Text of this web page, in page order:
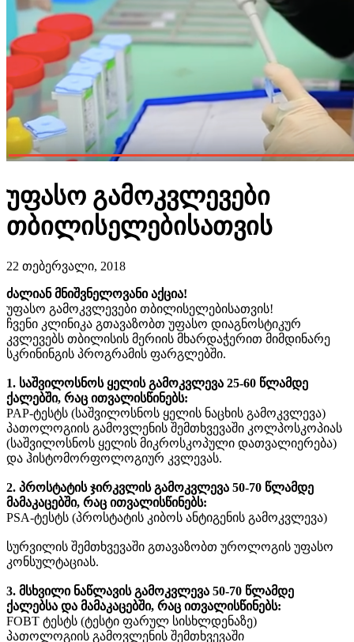
უფასო გამოკვლევები
თბილისელებისათვის
22 თებერვალი, 2018
ძალიან მნიშვნელოვანი აქცია!
უფასო გამოკვლევები თბილისელებისათვის!
ჩვენი კლინიკა გთავაზობთ უფასო დიაგნოსტიკურ
კვლევებს თბილისის მერიის მხარდაჭერით მიმდინარე
სკრინინგის პროგრამის ფარგლებში.
1. საშვილოსნოს ყელის გამოკვლევა 25-60 წლამდე
ქალებში, რაც ითვალისწინებს:
PAP-ტესტს (საშვილოსნოს ყელის ნაცხის გამოკვლევა)
პათოლოგიის გამოვლენის შემთხვევაში კოლპოსკოპიას
(საშვილოსნოს ყელის მიკროსკოპული დათვალიერება)
და ჰისტომორფოლოგიურ კვლევას.
2. პროსტატის ჯირკვლის გამოკვლევა 50-70 წლამდე
მამაკაცებში, რაც ითვალისწინებს:
PSA-ტესტს (პროსტატის კიბოს ანტიგენის გამოკვლევა)
სურვილის შემთხვევაში გთავაზობთ უროლოგის უფასო
კონსულტაციას.
3. მსხვილი ნაწლავის გამოკვლევა 50-70 წლამდე
ქალებსა და მამაკაცებში, რაც ითვალისწინებს:
FOBT ტესტს (ტესტი ფარულ სისხლდენაზე)
პათოლოგიის გამოვლენის შემთხვევაში